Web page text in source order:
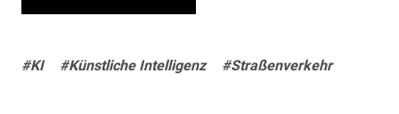
#KI #Künstliche Intelligenz #Straßenverkehr